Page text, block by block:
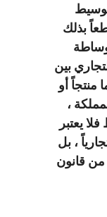
بذلك
بين
أو
،
يعتبر
، بل
كما عرفته المادة (۹۹) من قانون